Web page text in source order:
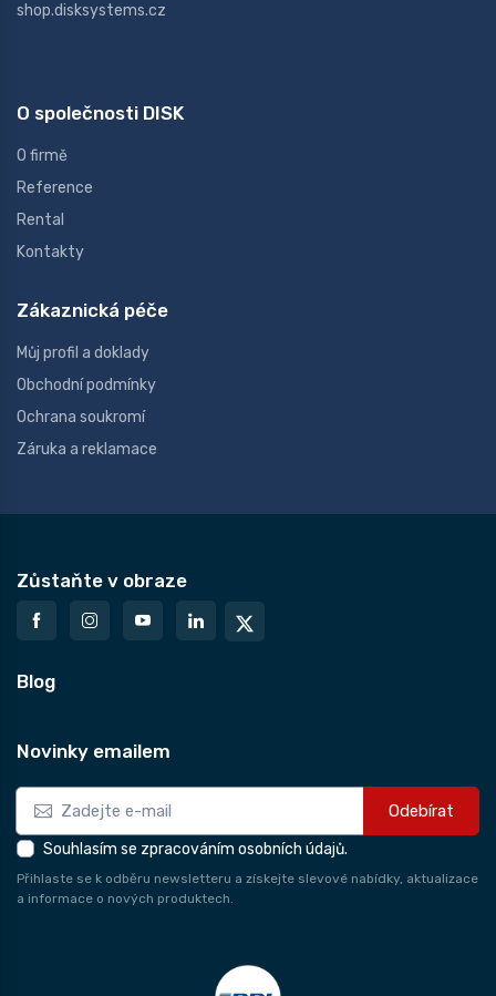
shop.disksystems.cz
O společnosti DISK
O firmě
Reference
Rental
Kontakty
Zákaznická péče
Můj profil a doklady
Obchodní podmínky
Ochrana soukromí
Záruka a reklamace
Zůstaňte v obraze
Blog
Novinky emailem
Odebírat
Souhlasím se zpracováním osobních údajů.
Přihlaste se k odběru newsletteru a získejte slevové nabídky, aktualizace
a informace o nových produktech.